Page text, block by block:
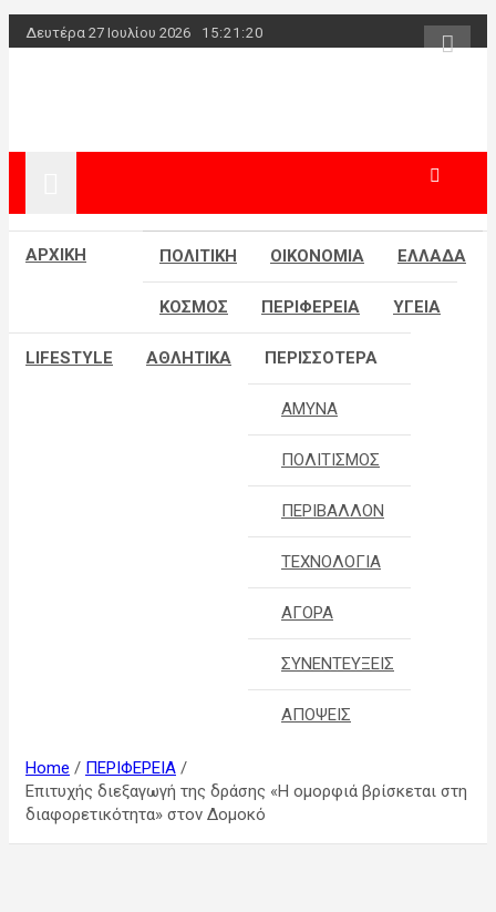
Skip
to
Δευτέρα 27 Ιουλίου 2026 15:21:21
ΑΡΧΙΚΗ ΠΟΛΙΤΙΚΗ ΟΙΚΟΝΟΜΙΑ ΕΛΛΑΔΑ
ΚΟΣΜΟΣ ΠΕΡΙΦΕΡΕΙΑ ΥΓΕΙΑ
LIFESTYLE ΑΘΛΗΤΙΚΑ ΠΕΡΙΣΣΟΤΕΡΑ
ΑΜΥΝΑ
ΠΟΛΙΤΙΣΜΟΣ
ΠΕΡΙΒΑΛΛΟΝ
ΤΕΧΝΟΛΟΓΙΑ
ΑΓΟΡΑ
ΣΥΝΕΝΤΕΥΞΕΙΣ
ΑΠΟΨΕΙΣ
Home
ΠΕΡΙΦΕΡΕΙΑ
Επιτυχής διεξαγωγή της δράσης «Η ομορφιά βρίσκεται στη
διαφορετικότητα» στον Δομοκό